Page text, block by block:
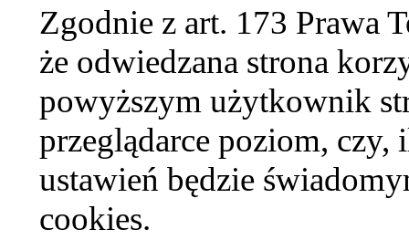
Zgodnie z art. 173 Prawa
że odwiedzana strona
powyższym użytkownik
przeglądarce poziom,
ustawień będzie
cookies.